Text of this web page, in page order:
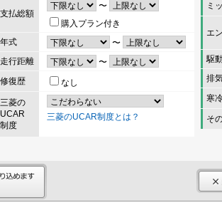
支払総額
〜
購入プラン付き
年式
〜
走行距離
〜
修復歴
なし
三菱の
UCAR
制度
三菱のUCAR制度とは？
ミ
エ
駆
排
寒
そ